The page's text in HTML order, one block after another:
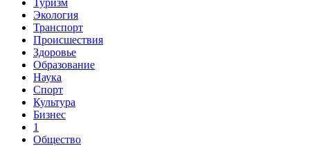
Туризм
Экология
Транспорт
Происшествия
Здоровье
Образование
Наука
Спорт
Культура
Бизнес
1
Общество